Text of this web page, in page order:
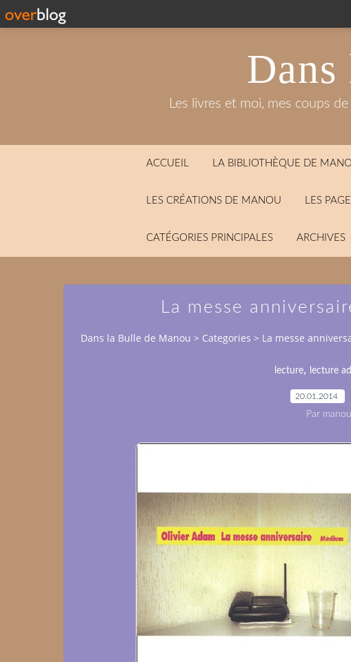
Les livres et moi, mes coups
ACCUEIL LA BIBLIOTHÈQUE DE
LES CRÉATIONS DE MANOU LES
CATÉGORIES PRINCIPALES ARCHIVES
La messe
Dans la Bulle de Manou > Categories > La messe
lecture, lecture
20.01.2014
Par manou